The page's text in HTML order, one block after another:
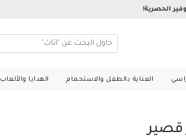
الحصرية!
العناية بالطفل والاستحمام الهدايا والألعاب
قصير